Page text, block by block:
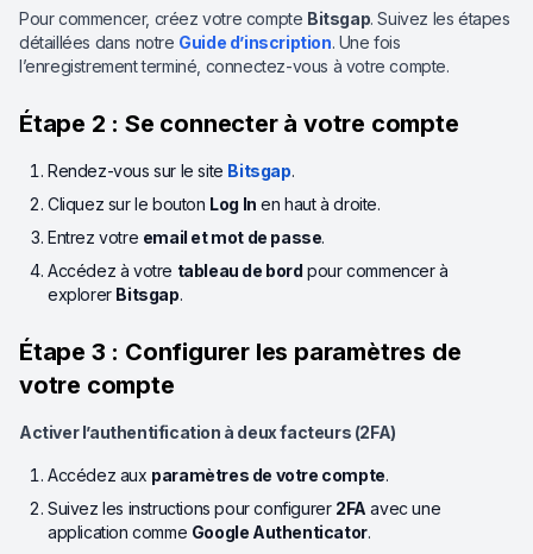
Pour commencer, créez votre compte Bitsgap. Suivez les étapes
détaillées dans notre Guide d’inscription. Une fois
l’enregistrement terminé, connectez-vous à votre compte.
Étape 2 : Se connecter à votre compte
Rendez-vous sur le site Bitsgap.
Cliquez sur le bouton Log In en haut à droite.
Entrez votre email et mot de passe.
Accédez à votre tableau de bord pour commencer à
explorer Bitsgap.
Étape 3 : Configurer les paramètres de
votre compte
Activer l’authentification à deux facteurs (2FA)
Accédez aux paramètres de votre compte.
Suivez les instructions pour configurer 2FA avec une
application comme Google Authenticator.